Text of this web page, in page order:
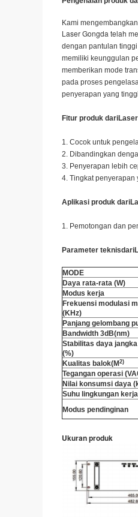
Kami
Laser Gongda telah
dengan pantulan
memiliki keunggulan
memberikan mode
pada proses
penyerapan yang
Fitur produk dari
1. Cocok untuk
2. Dibandingkan
3. Penyerapan lebih
4. Tingkat penyerapan
Aplikasi produk dari
1. Pemotongan dan
Parameter teknisdari
MODE
Daya rata-rata (W)
Modus kerja
Frekuensi modulasi
(KHz)
Panjang gelombang
Bandwidth 3dB(nm)
Stabilitas daya
(%)
Kualitas balok(M 2)
Tegangan operasi
Nilai konsumsi daya
Suhu lingkungan
Modus pendinginan
Ukuran produk